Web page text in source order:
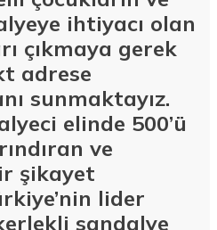
ihtiyacı olan
çıkmaya gerek
adrese
sunmaktayız.
elinde 500’ü
ve
şikayet
lider
sandalye